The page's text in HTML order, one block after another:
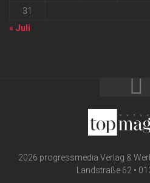
31
« Juli
2026 progressmedia Verlag &
Landstraße 62 •